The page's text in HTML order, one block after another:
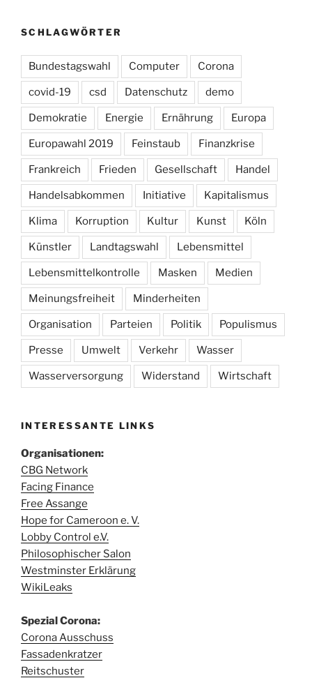
SCHLAGWÖRTER
Bundestagswahl Computer Corona
covid-19 csd Datenschutz demo
Demokratie Energie Ernährung Europa
Europawahl 2019 Feinstaub Finanzkrise
Frankreich Frieden Gesellschaft Handel
Handelsabkommen Initiative Kapitalismus
Klima Korruption Kultur Kunst Köln
Künstler Landtagswahl Lebensmittel
Lebensmittelkontrolle Masken Medien
Meinungsfreiheit Minderheiten
Organisation Parteien Politik Populismus
Presse Umwelt Verkehr Wasser
Wasserversorgung Widerstand Wirtschaft
INTERESSANTE LINKS
Organisationen:
CBG Network
Facing Finance
Free Assange
Hope for Cameroon e. V.
Lobby Control e.V.
Philosophischer Salon
Westminster Erklärung
WikiLeaks
Spezial Corona:
Corona Ausschuss
Fassadenkratzer
Reitschuster